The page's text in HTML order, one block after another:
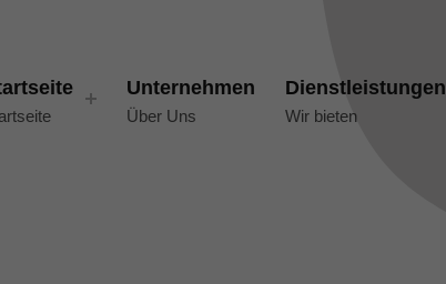
Unternehmen
Über Uns
Dienstleistungen
Wir bieten